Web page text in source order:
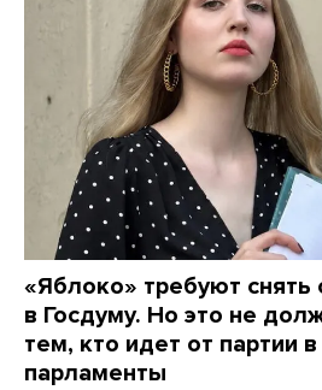
«Яблоко» требуют снять
в Госдуму. Но это не
тем, кто идет от партии
парламенты